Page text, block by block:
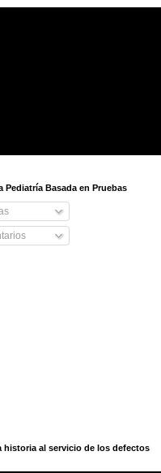
Pediatría Basada en Pruebas
historia al servicio de los defectos